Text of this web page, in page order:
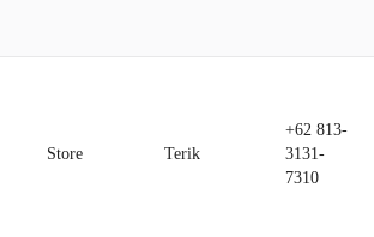
Store Terik
+62 813-
3131-
7310